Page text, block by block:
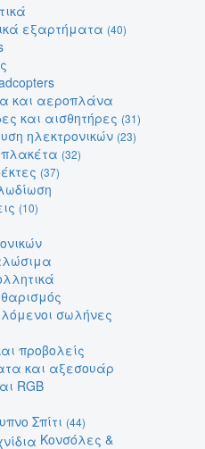
εξαρτήματα (40)
και αεροπλάνα
και αισθητήρες (31)
ηλεκτρονικών (23)
πλακέτα (32)
(37)
(10)
σωλήνες
προβολείς
και αξεσουάρ
RGB
Σπίτι (44)
Κονσόλες &